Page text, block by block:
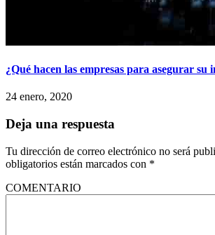
¿Qué hacen las empresas para asegurar su
24 enero, 2020
Deja una respuesta
Tu dirección de correo electrónico no será
obligatorios están marcados con *
COMENTARIO